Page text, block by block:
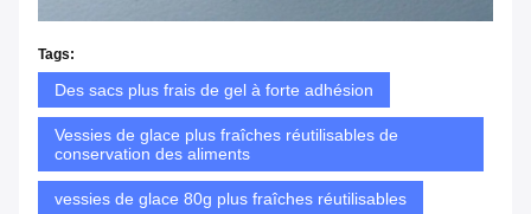
Tags:
Des sacs plus frais de gel à forte adhésion
Vessies de glace plus fraîches réutilisables de
conservation des aliments
vessies de glace 80g plus fraîches réutilisables